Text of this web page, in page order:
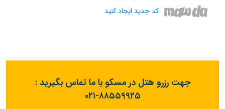
کد جدید ایجاد کنید
جهت رزرو هتل در مسکو با ما تماس بگیرید :
۰۲۱-۸۸۵۵۹۹۲۵